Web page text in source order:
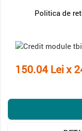
Politica de
150.04 Lei x